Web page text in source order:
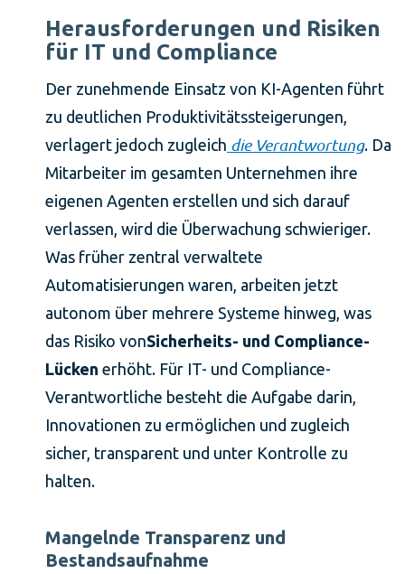
Herausforderungen und Risiken
für IT und Compliance
Der zunehmende Einsatz von KI-Agenten führt
zu deutlichen Produktivitätssteigerungen,
verlagert jedoch zugleich die Verantwortung. Da
Mitarbeiter im gesamten Unternehmen ihre
eigenen Agenten erstellen und sich darauf
verlassen, wird die Überwachung schwieriger.
Was früher zentral verwaltete
Automatisierungen waren, arbeiten jetzt
autonom über mehrere Systeme hinweg, was
das Risiko vonSicherheits- und Compliance-
Lücken erhöht. Für IT- und Compliance-
Verantwortliche besteht die Aufgabe darin,
Innovationen zu ermöglichen und zugleich
sicher, transparent und unter Kontrolle zu
halten.
Mangelnde Transparenz und
Bestandsaufnahme